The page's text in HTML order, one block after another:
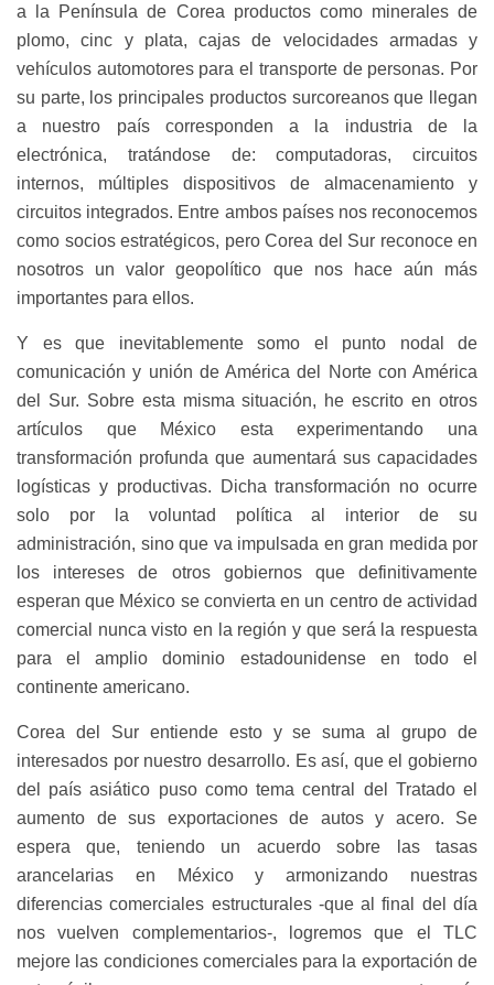
a la Península de Corea productos como minerales de
plomo, cinc y plata, cajas de velocidades armadas y
vehículos automotores para el transporte de personas. Por
su parte, los principales productos surcoreanos que llegan
a nuestro país corresponden a la industria de la
electrónica, tratándose de: computadoras, circuitos
internos, múltiples dispositivos de almacenamiento y
circuitos integrados. Entre ambos países nos reconocemos
como socios estratégicos, pero Corea del Sur reconoce en
nosotros un valor geopolítico que nos hace aún más
importantes para ellos.
Y es que inevitablemente somo el punto nodal de
comunicación y unión de América del Norte con América
del Sur. Sobre esta misma situación, he escrito en otros
artículos que México esta experimentando una
transformación profunda que aumentará sus capacidades
logísticas y productivas. Dicha transformación no ocurre
solo por la voluntad política al interior de su
administración, sino que va impulsada en gran medida por
los intereses de otros gobiernos que definitivamente
esperan que México se convierta en un centro de actividad
comercial nunca visto en la región y que será la respuesta
para el amplio dominio estadounidense en todo el
continente americano.
Corea del Sur entiende esto y se suma al grupo de
interesados por nuestro desarrollo. Es así, que el gobierno
del país asiático puso como tema central del Tratado el
aumento de sus exportaciones de autos y acero. Se
espera que, teniendo un acuerdo sobre las tasas
arancelarias en México y armonizando nuestras
diferencias comerciales estructurales -que al final del día
nos vuelven complementarios-, logremos que el TLC
mejore las condiciones comerciales para la exportación de